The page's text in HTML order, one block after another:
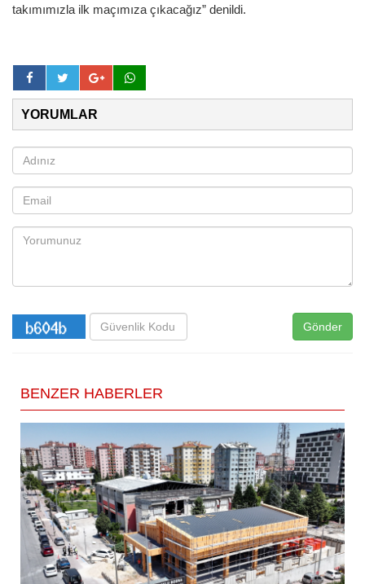
takımımızla ilk maçımıza çıkacağız” denildi.
YORUMLAR
Gönder
BENZER HABERLER